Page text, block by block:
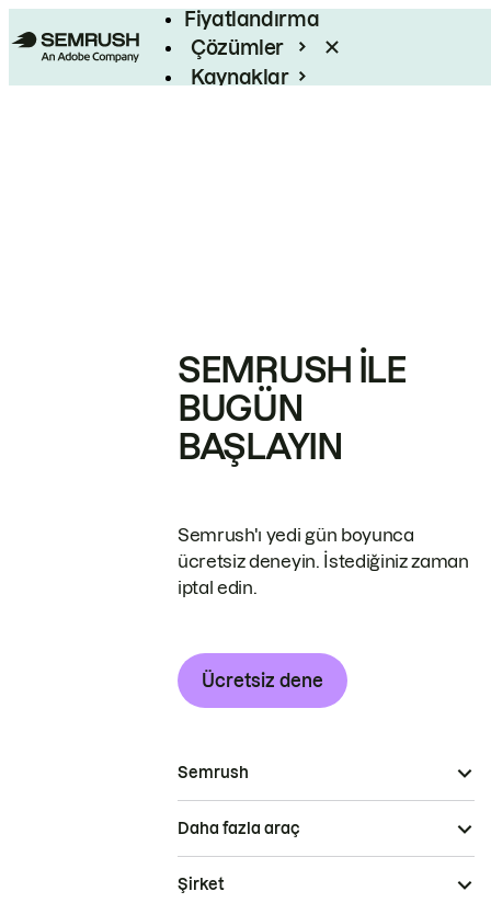
Fiyatlandırma
Çözümler
Kaynaklar
SEMRUSH ILE
BUGÜN
BAŞLAYIN
Semrush'ı yedi gün boyunca
ücretsiz deneyin. İstediğiniz zaman
iptal edin.
Ücretsiz dene
Semrush
Daha fazla araç
Şirket